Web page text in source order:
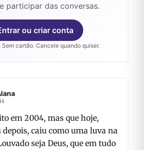
participar das conversas.
ou criar conta
Sem cartão. Cancele quando quiser.
em 2004, mas que hoje,
depois, caiu como uma luva na
seja Deus, que em tudo